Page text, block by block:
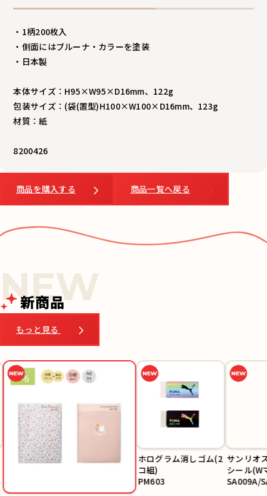
・1柄200枚入
・側面にはブルーナ・カラーを塗装
・日本製
本体サイズ：H95×W95×D16mm、122g
包装サイズ：(袋(置型)H100×W100×D16mm、123g
材質：紙
8200426
商品を購入する 商品一覧へ戻る
新商品
もっと見る
ホログラム消しゴム(2
コ組)
PM603
サンリオ
シール(W
SA009A/